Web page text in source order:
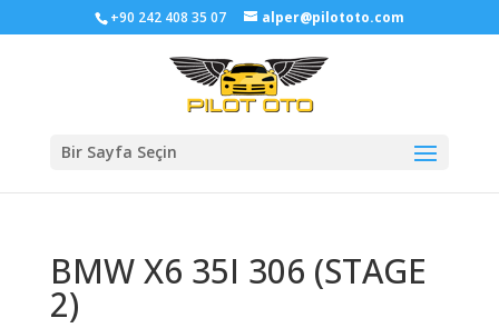
+90 242 408 35 07 alper@pilototo.com
Bir Sayfa Seçin
BMW X6 35I 306 (STAGE
2)